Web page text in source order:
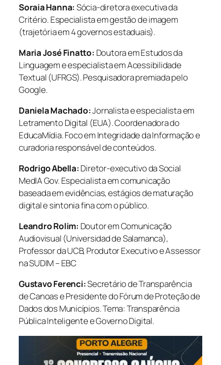
Soraia Hanna: Sócia-diretora executiva da
Critério. Especialista em gestão de imagem
(trajetória em 4 governos estaduais).
Maria José Finatto: Doutora em Estudos da
Linguagem e especialista em Acessibilidade
Textual (UFRGS). Pesquisadora premiada pelo
Google.
Daniela Machado:Jornalista e especialista em
Letramento Digital (EUA). Coordenadora do
EducaMídia. Foco em Integridade da Informação e
curadoria responsável de conteúdos.
Rodrigo Abella: Diretor-executivo da Social
MedIA Gov. Especialista em comunicação
baseada em evidências, estágios de maturação
digital e sintonia fina com o público.
Leandro Rolim: Doutor em Comunicação
Audiovisual (Universidad de Salamanca),
Professor da UCB, Produtor Executivo e Assessor
na SUDIM – EBC
Gustavo Ferenci:Secretário de Transparência
de Canoas e Presidente do Fórum de Proteção de
Dados dos Municípios. Tema: Transparência
Pública Inteligente e Governo Digital.